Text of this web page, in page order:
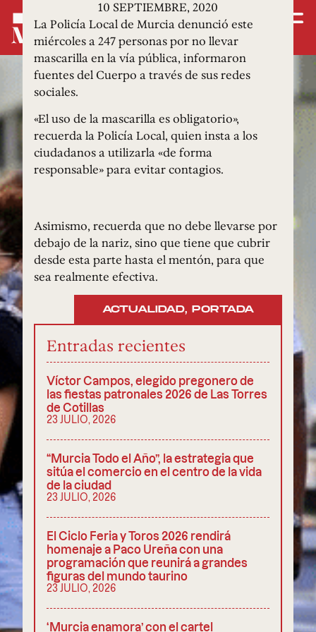
10 SEPTIEMBRE, 2020
La Policía Local de Murcia denunció este
miércoles a 247 personas por no llevar
mascarilla en la vía pública, informaron
fuentes del Cuerpo a través de sus redes
sociales.
«El uso de la mascarilla es obligatorio»,
recuerda la Policía Local, quien insta a los
ciudadanos a utilizarla «de forma
responsable» para evitar contagios.
Asimismo, recuerda que no debe llevarse por
debajo de la nariz, sino que tiene que cubrir
desde esta parte hasta el mentón, para que
sea realmente efectiva.
ACTUALIDAD, PORTADA
Entradas recientes
Víctor Campos, elegido pregonero de
las fiestas patronales 2026 de Las Torres
de Cotillas
23 JULIO, 2026
“Murcia Todo el Año”, la estrategia que
sitúa el comercio en el centro de la vida
de la ciudad
23 JULIO, 2026
El Ciclo Feria y Toros 2026 rendirá
homenaje a Paco Ureña con una
programación que reunirá a grandes
figuras del mundo taurino
23 JULIO, 2026
‘Murcia enamora’ con el cartel